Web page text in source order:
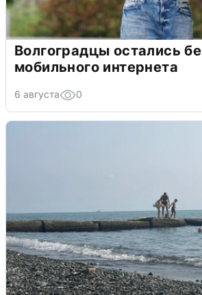
Волгоградцы остались
мобильного интернета
6 августа 0